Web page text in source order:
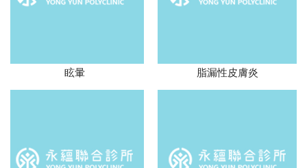
眩暈 脂漏性皮膚炎